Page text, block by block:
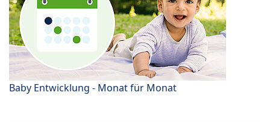
Baby Entwicklung - Monat für Monat